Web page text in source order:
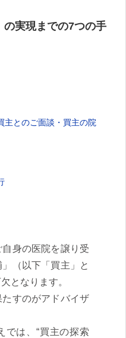
の実現までの7つの手
主とのご面談・買主の院
身の医院を譲り受
（以下「買主」と
となります。
すのがアドバイザ
では、“買主の探索